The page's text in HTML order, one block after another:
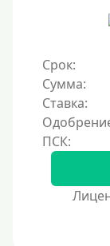
На Юмани
На Яндекс
Без привязки
Кошелёк Киви
Пополнение
На кошельке
Регистрация
Пополнение
доступные
Срок:
Сумма:
Ставка: